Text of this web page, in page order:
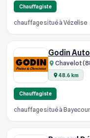
Chauffagiste
chauffage situé à Vézelise
Chavelot
48.6 km
Chauffagiste
chauffage situé à